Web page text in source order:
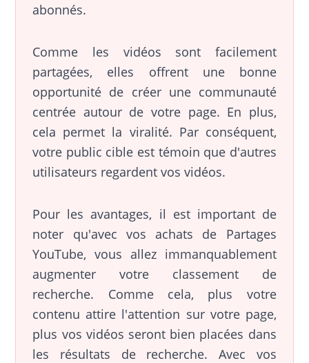
abonnés.
Comme les vidéos sont facilement
partagées, elles offrent une bonne
opportunité de créer une communauté
centrée autour de votre page. En plus,
cela permet la viralité. Par conséquent,
votre public cible est témoin que d'autres
utilisateurs regardent vos vidéos.
Pour les avantages, il est important de
noter qu'avec vos achats de Partages
YouTube, vous allez immanquablement
augmenter votre classement de
recherche. Comme cela, plus votre
contenu attire l'attention sur votre page,
plus vos vidéos seront bien placées dans
les résultats de recherche. Avec vos